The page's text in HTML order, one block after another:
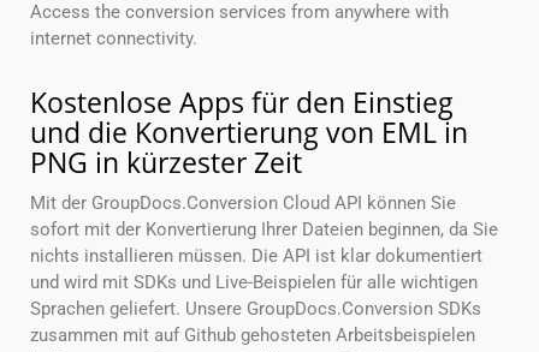
Access the conversion services from anywhere with
internet connectivity.
Kostenlose Apps für den Einstieg
und die Konvertierung von EML in
PNG in kürzester Zeit
Mit der GroupDocs.Conversion Cloud API können Sie
sofort mit der Konvertierung Ihrer Dateien beginnen, da Sie
nichts installieren müssen. Die API ist klar dokumentiert
und wird mit SDKs und Live-Beispielen für alle wichtigen
Sprachen geliefert. Unsere GroupDocs.Conversion SDKs
zusammen mit auf Github gehosteten Arbeitsbeispielen